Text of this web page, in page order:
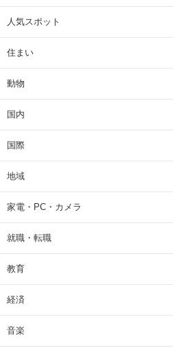
人気スポット
住まい
動物
国内
国際
地域
家電・PC・カメラ
就職・転職
教育
経済
音楽